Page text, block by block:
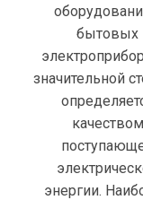
бытовых
значительной
качеством
энергии.